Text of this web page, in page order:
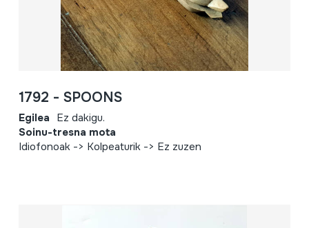
1792 - SPOONS
Egilea Ez dakigu.
Soinu-tresna mota
Idiofonoak -> Kolpeaturik -> Ez zuzen